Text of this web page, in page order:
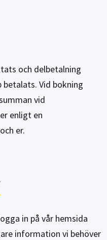
och delbetalning
Vid bokning
vid
enligt en
er.
in på vår hemsida
information vi behöver